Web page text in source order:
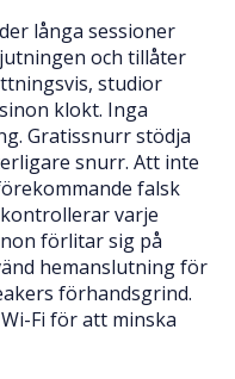
långa sessioner
och tillåter
studior
klokt. Inga
Gratissnurr stödja
snurr. Att inte
falsk
varje
förlitar sig på
hemanslutning för
förhandsgrind.
Fi för att minska